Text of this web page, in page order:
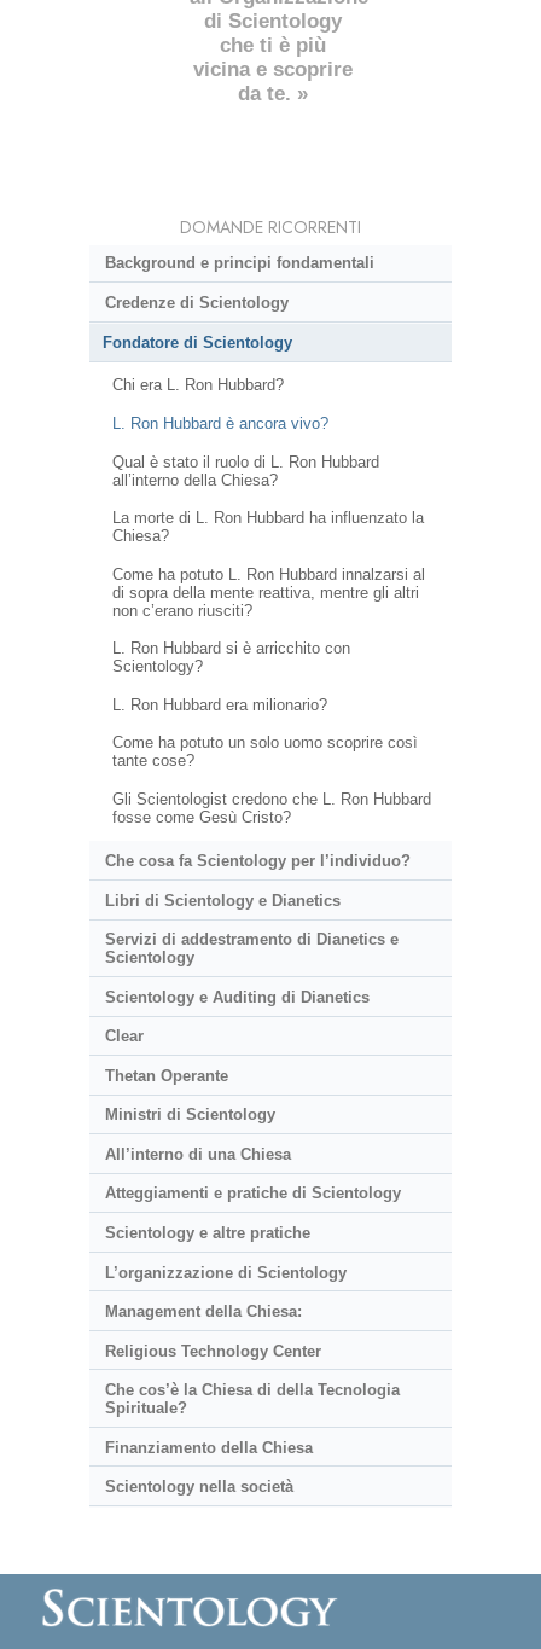
di Scientology
che ti è più
vicina e scoprire
da te. »
DOMANDE RICORRENTI
Background e principi fondamentali
Credenze di Scientology
Fondatore di Scientology
Chi era L. Ron Hubbard?
L. Ron Hubbard è ancora vivo?
Qual è stato il ruolo di L. Ron Hubbard
all’interno della Chiesa?
La morte di L. Ron Hubbard ha influenzato la
Chiesa?
Come ha potuto L. Ron Hubbard innalzarsi al
di sopra della mente reattiva, mentre gli altri
non c’erano riusciti?
L. Ron Hubbard si è arricchito con
Scientology?
L. Ron Hubbard era milionario?
Come ha potuto un solo uomo scoprire così
tante cose?
Gli Scientologist credono che L. Ron Hubbard
fosse come Gesù Cristo?
Che cosa fa Scientology per l’individuo?
Libri di Scientology e Dianetics
Servizi di addestramento di Dianetics e
Scientology
Scientology e Auditing di Dianetics
Clear
Thetan Operante
Ministri di Scientology
All’interno di una Chiesa
Atteggiamenti e pratiche di Scientology
Scientology e altre pratiche
L’organizzazione di Scientology
Management della Chiesa:
Religious Technology Center
Che cos’è la Chiesa di della Tecnologia
Spirituale?
Finanziamento della Chiesa
Scientology nella società